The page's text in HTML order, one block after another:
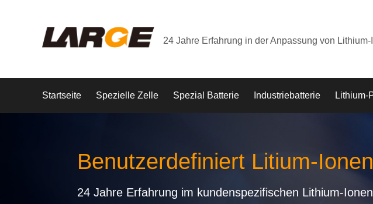
24 Jahre Erfahrung in der Anpassung von
Startseite Spezielle Zelle Spezial Batterie Industriebatterie Lithium-
Benutzerdefiniert Litium-
24 Jahre Erfahrung im kundenspezifischen Lithium-